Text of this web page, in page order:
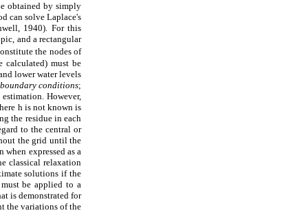
obtained by simply
can solve Laplace's
1940). For this
and a rectangular
the nodes of
calculated) must be
lower water levels
conditions;
However,
h is not known is
the residue in each
to the central or
the grid until the
expressed as a
classical relaxation
solutions if the
be applied to a
is demonstrated for
the variations of the